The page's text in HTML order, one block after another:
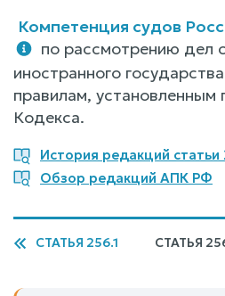
Компетенция судов
по рассмотрению дел
иностранного
правилам, установленным
Кодекса.
История редакций
Обзор редакций АПК РФ
СТАТЬЯ 256.1 СТАТЬЯ